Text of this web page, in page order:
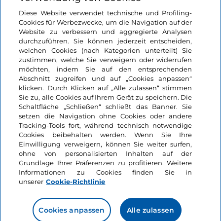
den Bergamasker
Alpen nicht verpassen
sollten
4 Minuten
Events
Musik
Like
Konzert bei Sonnenaufgang
Musik
LakeComo Music
Diese Website verwendet technische und Profiling-
Cookies für Werbezwecke, um die Navigation auf der
Website zu verbessern und aggregierte Analysen
durchzuführen. Sie können jederzeit entscheiden,
welchen Cookies (nach Kategorien unterteilt) Sie
zustimmen, welche Sie verweigern oder widerrufen
möchten, indem Sie auf den entsprechenden
Abschnitt zugreifen und auf „Cookies anpassen“
klicken. Durch Klicken auf „Alle zulassen“ stimmen
Sie zu, alle Cookies auf Ihrem Gerät zu speichern. Die
Schaltfläche „Schließen“ schließt das Banner. Sie
setzen die Navigation ohne Cookies oder andere
Tracking-Tools fort, während technisch notwendige
Cookies beibehalten werden. Wenn Sie Ihre
Einwilligung verweigern, können Sie weiter surfen,
ohne von personalisierten Inhalten auf der
Grundlage Ihrer Präferenzen zu profitieren. Weitere
Informationen zu Cookies finden Sie in
unserer Cookie-Richtlinie
Cookies anpassen Alle zulassen